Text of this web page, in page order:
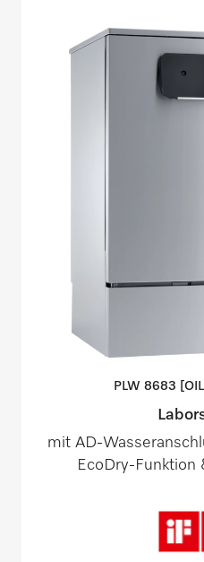
PLW 8683
mit AD-
EcoDry-Funktion